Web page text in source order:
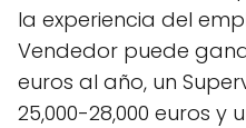
la experiencia del
Vendedor puede
euros al año, un
25,000-28,000 euros y